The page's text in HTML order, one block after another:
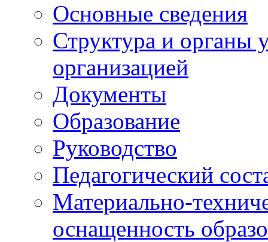
Основные сведения
Структура и органы
организацией
Документы
Образование
Руководство
Педагогический
Материально-
оснащенность